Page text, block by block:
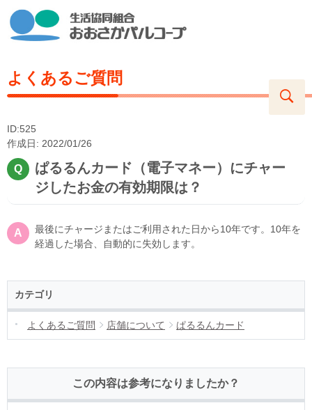
よくあるご質問
ID:525
作成日: 2022/01/26
ぱるるんカード（電子マネー）にチャー
ジしたお金の有効期限は？
最後にチャージまたはご利用された日から10年です。10年を
経過した場合、自動的に失効します。
カテゴリ
よくあるご質問 店舗について ぱるるんカード
この内容は参考になりましたか？